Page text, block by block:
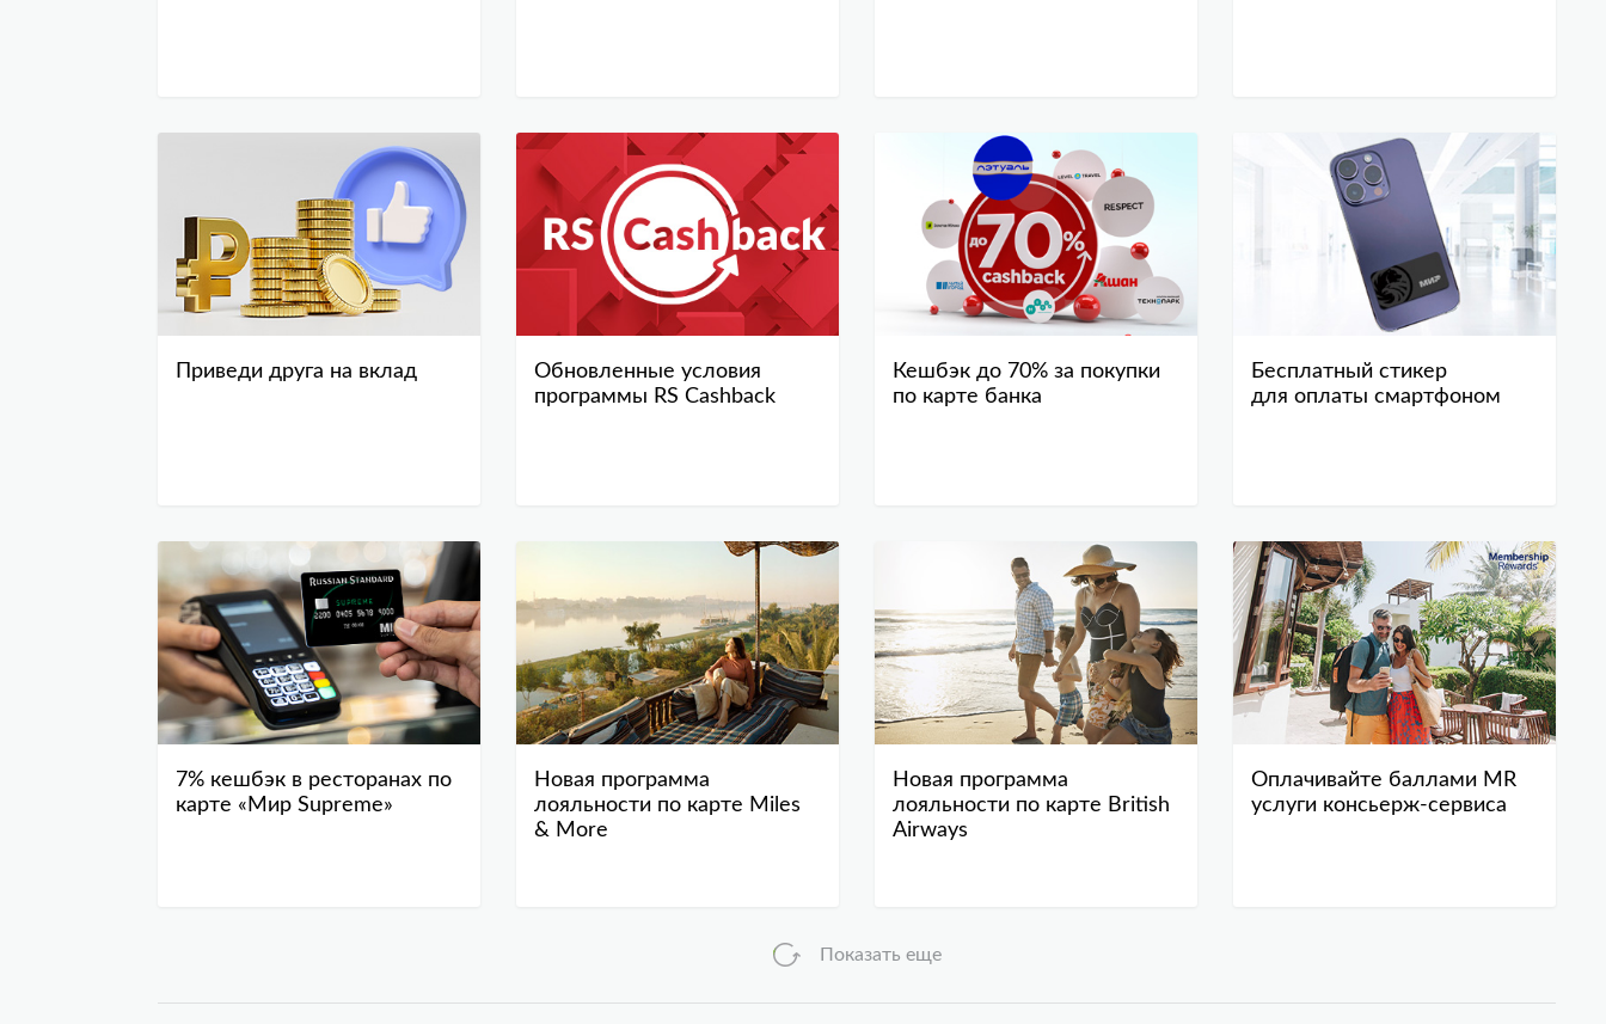
Приведи друга на вклад
Обновленные условия
программы RS Cashback
Кешбэк до 70% за покупки
по карте банка
Бесплатный стикер
для оплаты смартфоном
7% кешбэк в ресторанах по
карте «Мир Supreme»
Новая программа
лояльности по карте Miles
& More
Новая программа
лояльности по карте British
Airways
Оплачивайте баллами MR
услуги консьерж-сервиса
Показать еще